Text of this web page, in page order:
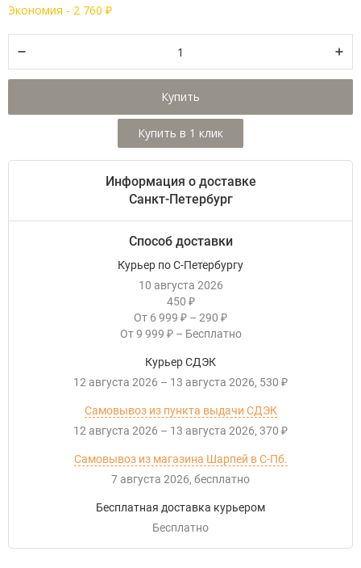
Экономия - 2 760 ₽
Купить
Информация о доставке
Санкт-Петербург
Способ доставки
Курьер по С-Петербургу
10 августа 2026
450 ₽
От 6 999 ₽ – 290 ₽
От 9 999 ₽ – Бесплатно
Курьер СДЭК
12 августа 2026 – 13 августа 2026 530 ₽
Самовывоз из пункта выдачи СДЭК
12 августа 2026 – 13 августа 2026 370 ₽
Самовывоз из магазина Шарпей в С-Пб.
7 августа 2026
Бесплатно
Бесплатная доставка курьером
Бесплатно